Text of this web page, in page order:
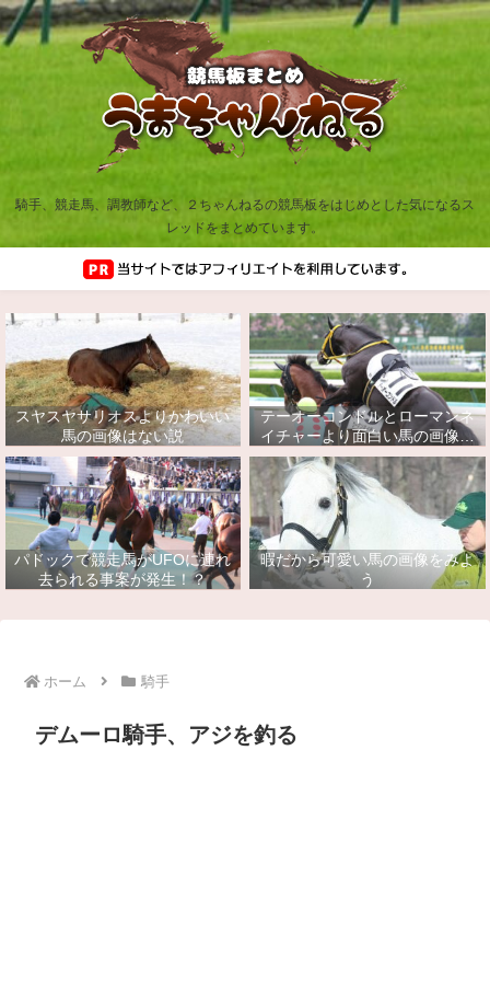
騎手、競走馬、調教師など、２ちゃんねるの競馬板をはじめとした気になるス
レッドをまとめています。
スヤスヤサリオスよりかわいい
馬の画像はない説
テーオーコンドルとローマンネ
イチャーより面白い馬の画像っ
てあるの？
パドックで競走馬がUFOに連れ
去られる事案が発生！？
暇だから可愛い馬の画像をみよ
う
ホーム 騎手
デムーロ騎手、アジを釣る